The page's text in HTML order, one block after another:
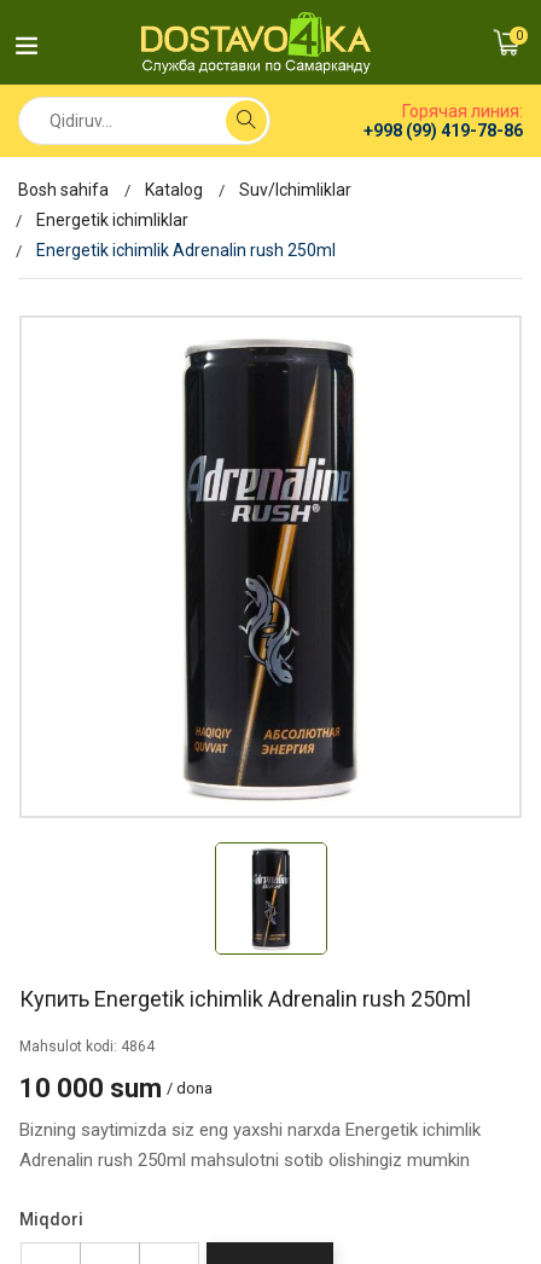
0
Горячая линия:
+998 (99) 419-78-86
Bosh sahifa Katalog
Suv/Ichimliklar
Energetik ichimliklar
Energetik ichimlik Adrenalin rush 250ml
Купить Energetik ichimlik Adrenalin rush 250ml
Mahsulot kodi: 4864
10 000 sum / dona
Bizning saytimizda siz eng yaxshi narxda Energetik ichimlik
Adrenalin rush 250ml mahsulotni sotib olishingiz mumkin
Miqdori